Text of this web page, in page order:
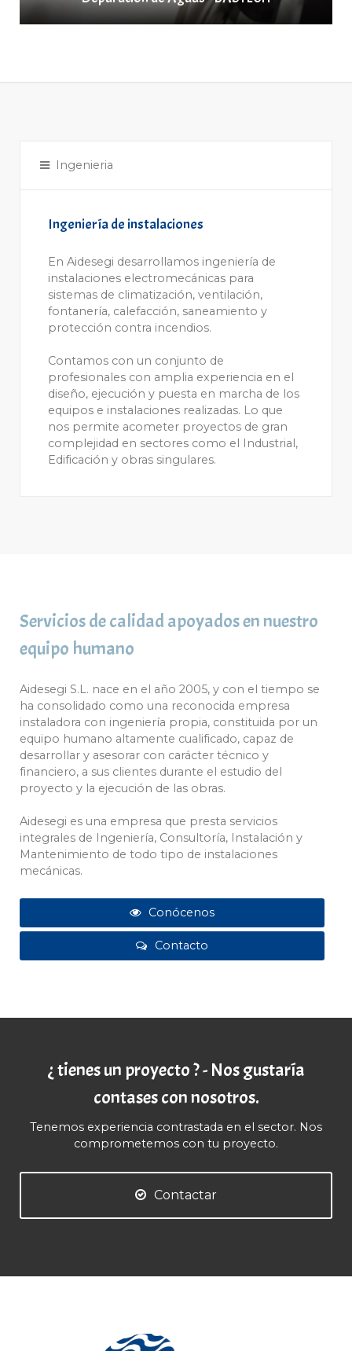
Ingenieria
Ingeniería de instalaciones
En Aidesegi desarrollamos ingeniería de
instalaciones electromecánicas para
sistemas de climatización, ventilación,
fontanería, calefacción, saneamiento y
protección contra incendios.
Contamos con un conjunto de
profesionales con amplia experiencia en el
diseño, ejecución y puesta en marcha de los
equipos e instalaciones realizadas. Lo que
nos permite acometer proyectos de gran
complejidad en sectores como el Industrial,
Edificación y obras singulares.
Servicios de calidad apoyados en nuestro
equipo humano
Aidesegi S.L. nace en el año 2005, y con el tiempo se
ha consolidado como una reconocida empresa
instaladora con ingeniería propia, constituida por un
equipo humano altamente cualificado, capaz de
desarrollar y asesorar con carácter técnico y
financiero, a sus clientes durante el estudio del
proyecto y la ejecución de las obras.
Aidesegi es una empresa que presta servicios
integrales de Ingeniería, Consultoría, Instalación y
Mantenimiento de todo tipo de instalaciones
mecánicas.
Conócenos
Contacto
¿ tienes un proyecto ? - Nos gustaría
contases con nosotros.
Tenemos experiencia contrastada en el sector. Nos
comprometemos con tu proyecto.
Contactar